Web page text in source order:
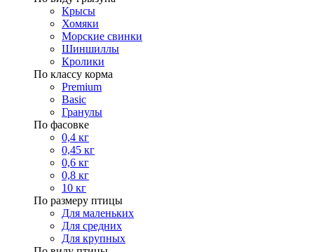
Крысы
Хомяки
Морские свинки
Шиншиллы
Кролики
По классу корма
Premium
Basic
Гранулы
По фасовке
0,4 кг
0,45 кг
0,6 кг
0,8 кг
10 кг
По размеру птицы
Для маленьких
Для средних
Для крупных